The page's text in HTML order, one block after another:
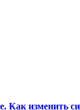
Как изменить